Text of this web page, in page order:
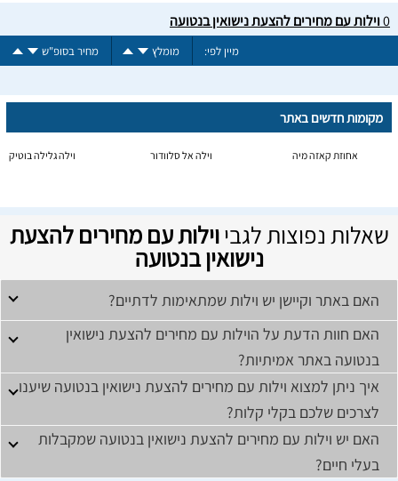
0וילות עם מחירים להצעת נישואין בנטועה
מיין לפי: מומלץ מחיר בסופ"ש
מקומות חדשים באתר
אחוזת קאזה מיה וילה אל סלוודור וילה גלילה בוטיק
שאלות נפוצות לגביוילות עם מחירים להצעת
נישואין בנטועה
האם באתר וקיישן יש וילות שמתאימות לדתיים?
האם חוות הדעת על הוילות עם מחירים להצעת נישואין
בנטועה באתר אמיתיות?
איך ניתן למצוא וילות עם מחירים להצעת נישואין בנטועה שיענו
לצרכים שלכם בקלי קלות?
האם יש וילות עם מחירים להצעת נישואין בנטועה שמקבלות
בעלי חיים?